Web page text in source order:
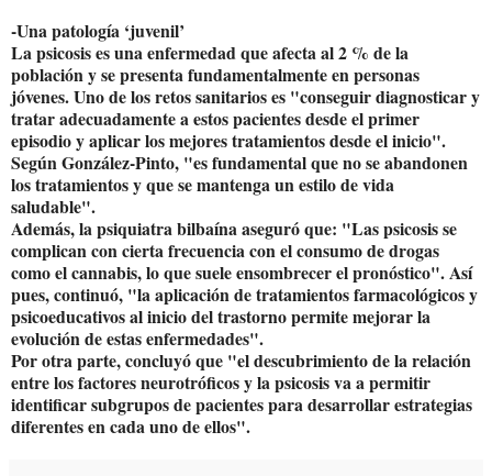
-Una patología ‘juvenil’
La psicosis es una enfermedad que afecta al 2 % de la
población y se presenta fundamentalmente en personas
jóvenes. Uno de los retos sanitarios es "conseguir diagnosticar y
tratar adecuadamente a estos pacientes desde el primer
episodio y aplicar los mejores tratamientos desde el inicio".
Según González-Pinto, "es fundamental que no se abandonen
los tratamientos y que se mantenga un estilo de vida
saludable".
Además, la psiquiatra bilbaína aseguró que: "Las psicosis se
complican con cierta frecuencia con el consumo de drogas
como el cannabis, lo que suele ensombrecer el pronóstico". Así
pues, continuó, "la aplicación de tratamientos farmacológicos y
psicoeducativos al inicio del trastorno permite mejorar la
evolución de estas enfermedades".
Por otra parte, concluyó que "el descubrimiento de la relación
entre los factores neurotróficos y la psicosis va a permitir
identificar subgrupos de pacientes para desarrollar estrategias
diferentes en cada uno de ellos".